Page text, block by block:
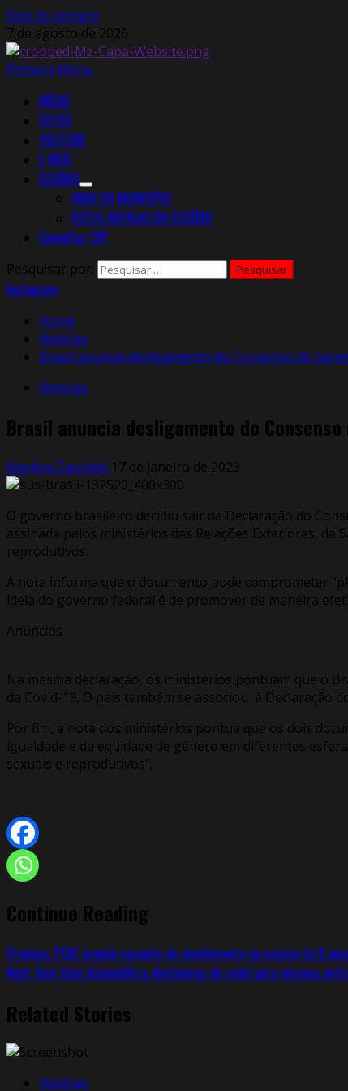
Skip to content
7 de agosto de 2026
Primary Menu
INÍCIO
FOTOS
YOUTUBE
E-MAIL
EUSÉBIO
HINO DO MUNICÍPIO
FOTOS ANTIGAS DO EUSÉBIO
Consultar CEP
Pesquisar por:
Instagram
Home
Notícias
Brasil anuncia desligamento do Consenso de
Notícias
Brasil anuncia desligamento do
Markos Zaurelio 17 de janeiro de 2023
O governo brasileiro decidiu sair da Declaração do
assinada pelos ministérios das Relações Exteriores,
reprodutivos.
A nota informa que o documento pode comprometer
ideia do governo federal é de promover de maneira
Anúncios
Na mesma declaração, os ministérios pontuam que o
da Covid-19. O país também se associou à Declaração
Por fim, a nota dos ministérios pontua que os dois
igualdade e da equidade de gênero em diferentes
sexuais e reprodutivos”.
Continue Reading
Previous: PCDF prende suspeito de envolvimento no sumiço de 8
Next:Vapt Vupt disponibiliza abafadores de ruído para pessoas
Related Stories
Notícias